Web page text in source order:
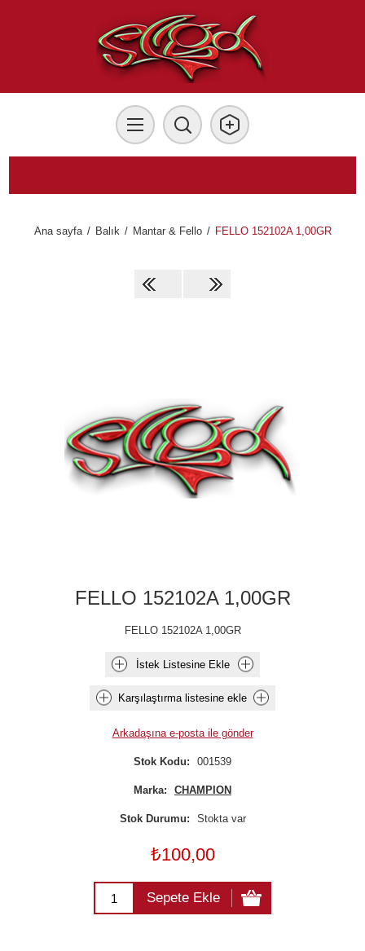
Ana sayfa / Balık / Mantar & Fello / FELLO 152102A 1,00GR
FELLO 152102A 1,00GR
FELLO 152102A 1,00GR
İstek Listesine Ekle
Karşılaştırma listesine ekle
Arkadaşına e-posta ile gönder
Stok Kodu: 001539
Marka: CHAMPION
Stok Durumu: Stokta var
₺100,00
Sepete Ekle